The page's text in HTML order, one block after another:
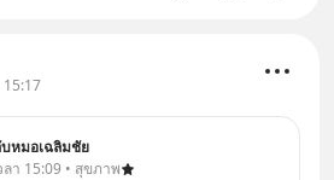
15:17
หมอเฉลิมชัย
ลา 15:09 • สุขภาพ